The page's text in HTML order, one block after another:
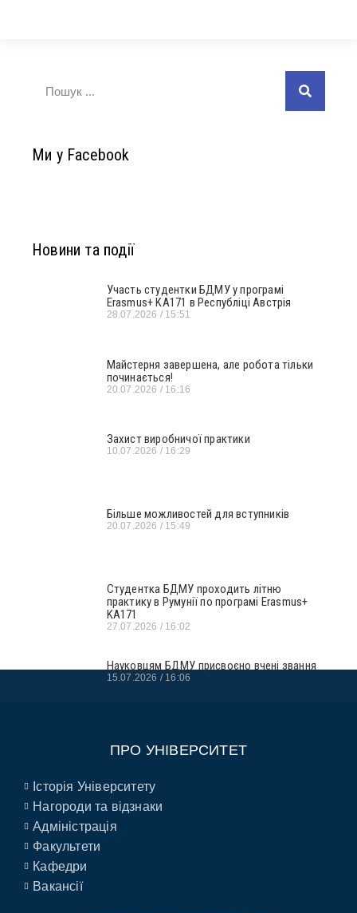
Ми у Facebook
Новини та події
Участь студентки БДМУ у програмі
Erasmus+ KA171 в Республіці Австрія
28.07.2026 15:51
Майстерня завершена, але робота тільки
починається!
20.07.2026 16:16
Захист виробничої практики
10.07.2026 16:29
Більше можливостей для вступників
20.07.2026 15:49
Студентка БДМУ проходить літню
практику в Румунії по програмі Erasmus+
KA171
27.07.2026 16:02
Науковцям БДМУ присвоєно вчені звання
15.07.2026 16:06
ПРО УНІВЕРСИТЕТ
Історія Університету
Нагороди та відзнаки
Адміністрація
Факультети
Кафедри
Вакансії